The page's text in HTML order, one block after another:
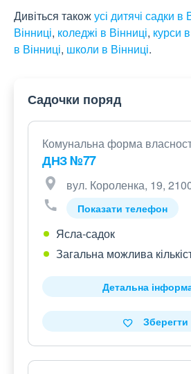
Дивіться такожусі дитячі садки в
Вінниці, коледжі в Вінниці, курси
в Вінниці, школи в Вінниці.
Садочки поряд
Комунальна форма
ДНЗ №77
вул. Короленка, 19,
Показати телефон
Ясла-садок
Загальна можлива
Детальна
Зберегти